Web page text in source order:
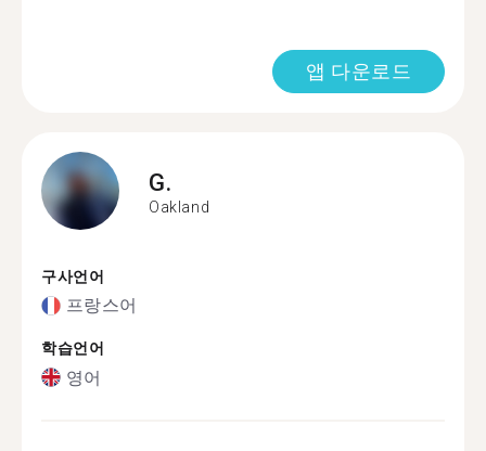
앱 다운로드
G.
Oakland
구사언어
프랑스어
학습언어
영어